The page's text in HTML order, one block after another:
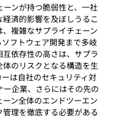
ンが持つ脆弱性と、一社
済的影響を及ぼしうるこ
複雑なサプライチェーン
フトウェア開発まで多岐
依存性の高さは、サプラ
のリスクとなる構造を生
は自社のセキュリティ対
企業、さらにはその先の
ン全体のエンドツーエン
理を徹底する必要がある